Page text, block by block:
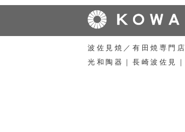
波佐見焼／有田焼専門店
光和陶器｜長崎波佐見｜